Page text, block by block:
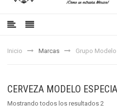
Inicio Marcas Grupo Modelo
CERVEZA MODELO
Mostrando todos los resultados 2